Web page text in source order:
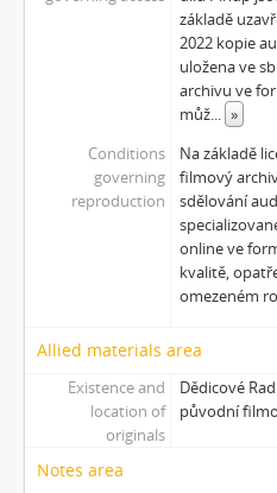
základě
2022 kopie
uložena ve
archivu ve
můž...
»
Conditions
governing
reproduction
Na základě
filmový
sdělování
online ve
kvalitě,
omezeném
Allied materials area
Existence and
location of
originals
Dědicové
původní
Notes area